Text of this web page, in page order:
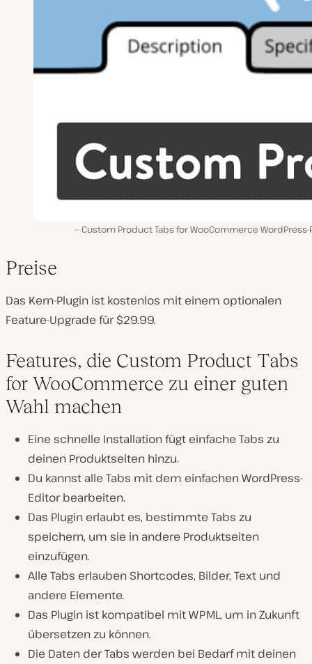
Custom Product Tabs for WooCommerce WordPress-
Preise
Das Kern-Plugin ist kostenlos mit einem optionalen
Feature-Upgrade für $29.99.
Features, die Custom Product Tabs
for WooCommerce zu einer guten
Wahl machen
Eine schnelle Installation fügt einfache Tabs zu
deinen Produktseiten hinzu.
Du kannst alle Tabs mit dem einfachen WordPress-
Editor bearbeiten.
Das Plugin erlaubt es, bestimmte Tabs zu
speichern, um sie in andere Produktseiten
einzufügen.
Alle Tabs erlauben Shortcodes, Bilder, Text und
andere Elemente.
Das Plugin ist kompatibel mit WPML, um in Zukunft
übersetzen zu können.
Die Daten der Tabs werden bei Bedarf mit deinen